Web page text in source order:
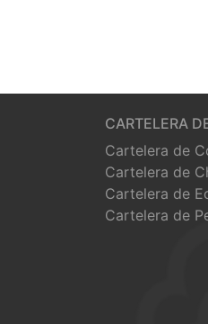
CARTELERA
Cartelera de
Cartelera de
Cartelera de
Cartelera de